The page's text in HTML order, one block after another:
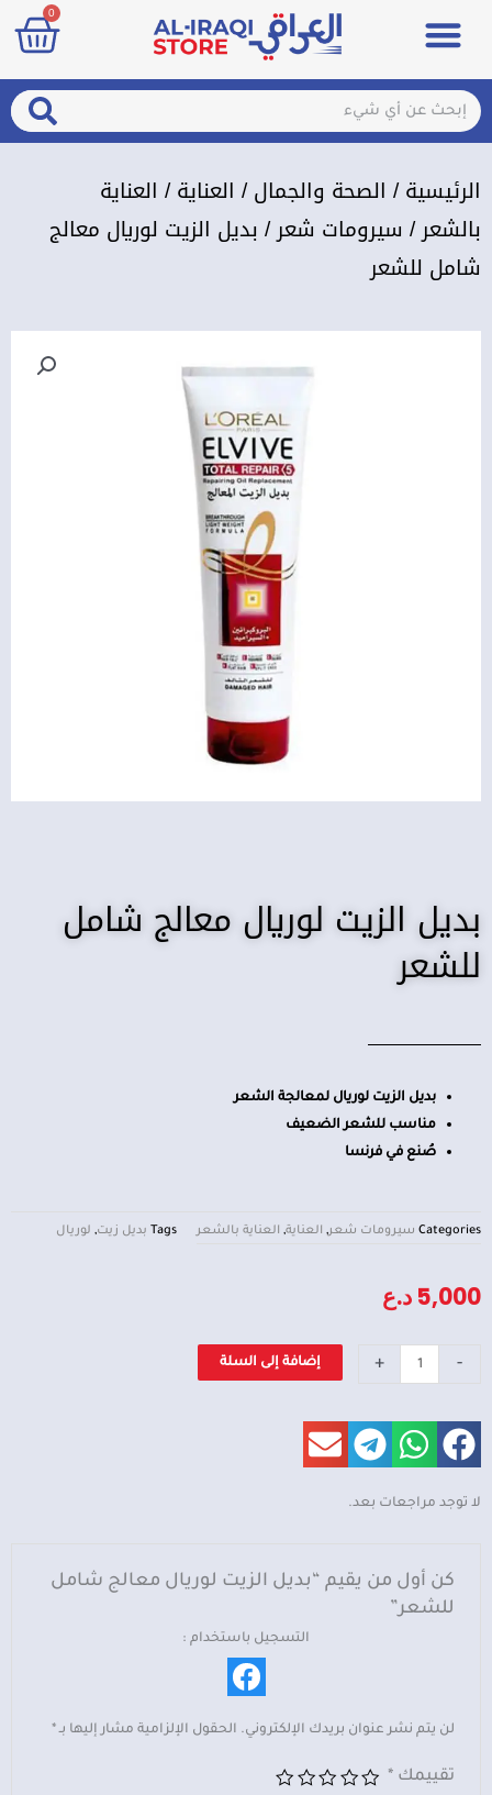
Menu
0
Search
الرئيسية/ الصحة والجمال/ العناية/ العناية
بالشعر/ سيرومات شعر/ بديل الزيت لوريال معالج
شامل للشعر
بديل الزيت لوريال معالج شامل
للشعر
بديل الزيت لوريال لمعالجة الشعر
مناسب للشعر الضعيف
صُنع في فرنسا
Categories سيرومات شعر, العناية, العناية بالشعر Tags بديل زيت, لوريال
5,000 د.ع
-
لوريال
معالج
شامل
+ إضافة إلى السلة
لا توجد مراجعات بعد.
كن أول من يقيم “بديل الزيت لوريال معالج شامل
للشعر”
التسجيل باستخدام :
لن يتم نشر عنوان بريدك الإلكتروني. الحقول الإلزامية مشار إليها بـ*
تقييمك *